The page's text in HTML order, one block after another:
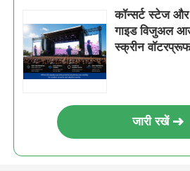
आउटडोर एलईडी बिलबोर्ड
कॉन्सर्ट स्टेज
गाइड विजुअल
स्क्रीन
जारी रखें